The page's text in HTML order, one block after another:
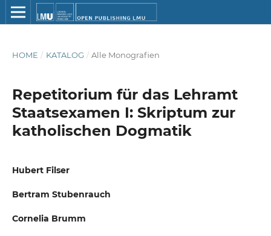
HOME / KATALOG / Alle Monografien
Repetitorium für das Lehramt
Staatsexamen I: Skriptum zur
katholischen Dogmatik
Hubert Filser
Bertram Stubenrauch
Cornelia Brumm